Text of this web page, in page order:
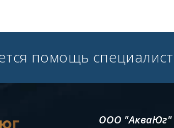
помощь
ООО "АкваЮг"